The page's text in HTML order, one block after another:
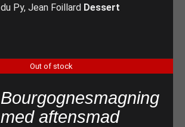
du Py, Jean Foillard Dessert
Out of stock
Bourgognesmagning
med aftensmad